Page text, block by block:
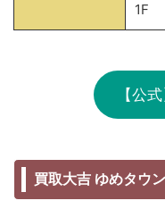
1F
【公
買取大吉 ゆめタウ